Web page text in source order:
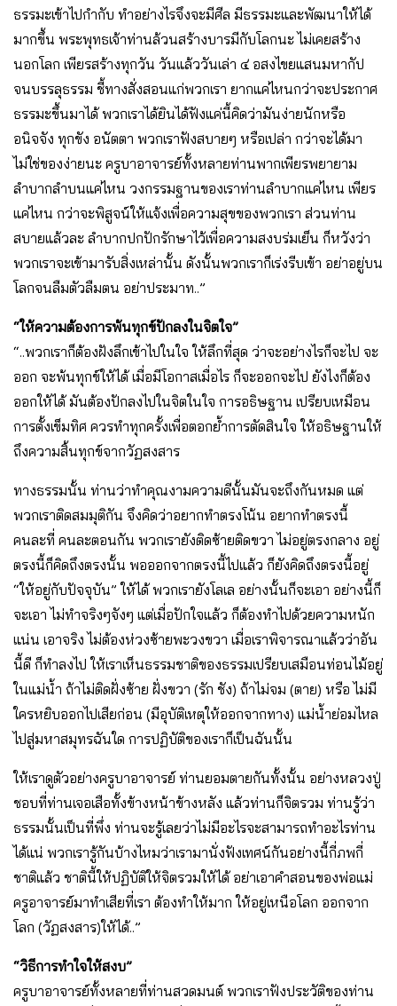
ธรรมะเข้าไปกำกับ ทำอย่างไรจึงจะมีศีล มีธรรมะและพัฒนาให้ได้
มากขึ้น พระพุทธเจ้าท่านล้วนสร้างบารมีกับโลกนะ ไม่เคยสร้าง
นอกโลก เพียรสร้างทุกวัน วันแล้ววันเล่า ๔ อสงไขยแสนมหากัป
จนบรรลุธรรม ชี้ทางสั่งสอนแก่พวกเรา ยากแค่ไหนกว่าจะประกาศ
ธรรมะขึ้นมาได้ พวกเราได้ยินได้ฟังแค่นี้คิดว่ามันง่ายนักหรือ
อนิจจัง ทุกขัง อนัตตา พวกเราฟังสบายๆ หรือเปล่า กว่าจะได้มา
ไม่ใช่ของง่ายนะ ครูบาอาจารย์ทั้งหลายท่านพากเพียรพยายาม
ลำบากลำบนแค่ไหน วงกรรมฐานของเราท่านลำบากแค่ไหน เพียร
แค่ไหน กว่าจะพิสูจน์ให้แจ้งเพื่อความสุขของพวกเรา ส่วนท่าน
สบายแล้วละ ลำบากปกปักรักษาไว้เพื่อความสงบร่มเย็น ก็หวังว่า
พวกเราจะเข้ามารับสิ่งเหล่านั้น ดังนั้นพวกเราก็เร่งรีบเข้า อย่าอยู่บน
โลกจนลืมตัวลืมตน อย่าประมาท..”
“ให้ความต้องการพ้นทุกข์ปักลงในจิตใจ”
“..พวกเราก็ต้องฝังลึกเข้าไปในใจ ให้ลึกที่สุด ว่าจะอย่างไรก็จะไป จะ
ออก จะพ้นทุกข์ให้ได้ เมื่อมีโอกาสเมื่อไร ก็จะออกจะไป ยังไงก็ต้อง
ออกให้ได้ มันต้องปักลงไปในจิตในใจ การอธิษฐาน เปรียบเหมือน
การตั้งเข็มทิศ ควรทำทุกครั้งเพื่อตอกย้ำการตัดสินใจ ให้อธิษฐานให้
ถึงความสิ้นทุกข์จากวัฏสงสาร
ทางธรรมนั้น ท่านว่าทำคุณงามความดีนั้นมันจะถึงกันหมด แต่
พวกเราติดสมมุติกัน จึงคิดว่าอยากทำตรงโน้น อยากทำตรงนี้
คนละที่ คนละตอนกัน พวกเรายังติดซ้ายติดขวา ไม่อยู่ตรงกลาง อยู่
ตรงนี้ก็คิดถึงตรงนั้น พอออกจากตรงนี้ไปแล้ว ก็ยังคิดถึงตรงนี้อยู่
“ให้อยู่กับปัจจุบัน” ให้ได้ พวกเรายังโลเล อย่างนั้นก็จะเอา อย่างนี้ก็
จะเอา ไม่ทำจริงๆจังๆ แต่เมื่อปักใจแล้ว ก็ต้องทำไปด้วยความหนัก
แน่น เอาจริง ไม่ต้องห่วงซ้ายพะวงขวา เมื่อเราพิจารณาแล้วว่าอัน
นี้ดี ก็ทำลงไป ให้เราเห็นธรรมชาติของธรรมเปรียบเสมือนท่อนไม้อยู่
ในแม่น้ำ ถ้าไม่ติดฝั่งซ้าย ฝั่งขวา (รัก ชัง) ถ้าไม่จม (ตาย) หรือ ไม่มี
ใครหยิบออกไปเสียก่อน (มีอุบัติเหตุให้ออกจากทาง) แม่น้ำย่อมไหล
ไปสู่มหาสมุทรฉันใด การปฏิบัติของเราก็เป็นฉันนั้น
ให้เราดูตัวอย่างครูบาอาจารย์ ท่านยอมตายกันทั้งนั้น อย่างหลวงปู่
ชอบที่ท่านเจอเสือทั้งข้างหน้าข้างหลัง แล้วท่านก็จิตรวม ท่านรู้ว่า
ธรรมนั้นเป็นที่พึ่ง ท่านจะรู้เลยว่าไม่มีอะไรจะสามารถทำอะไรท่าน
ได้แน่ พวกเรารู้กันบ้างไหมว่าเรามานั่งฟังเทศน์กันอย่างนี้กี่ภพกี่
ชาติแล้ว ชาตินี้ให้ปฏิบัติให้จิตรวมให้ได้ อย่าเอาคำสอนของพ่อแม่
ครูอาจารย์มาทำเสียที่เรา ต้องทำให้มาก ให้อยู่เหนือโลก ออกจาก
โลก (วัฏสงสาร)ให้ได้..”
“วิธีการทำใจให้สงบ”
ครูบาอาจารย์ทั้งหลายที่ท่านสวดมนต์ พวกเราฟังประวัติของท่าน